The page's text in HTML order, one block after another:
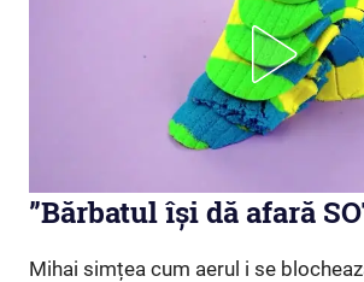
”Bărbatul își dă afară
Mihai simțea cum aerul i se